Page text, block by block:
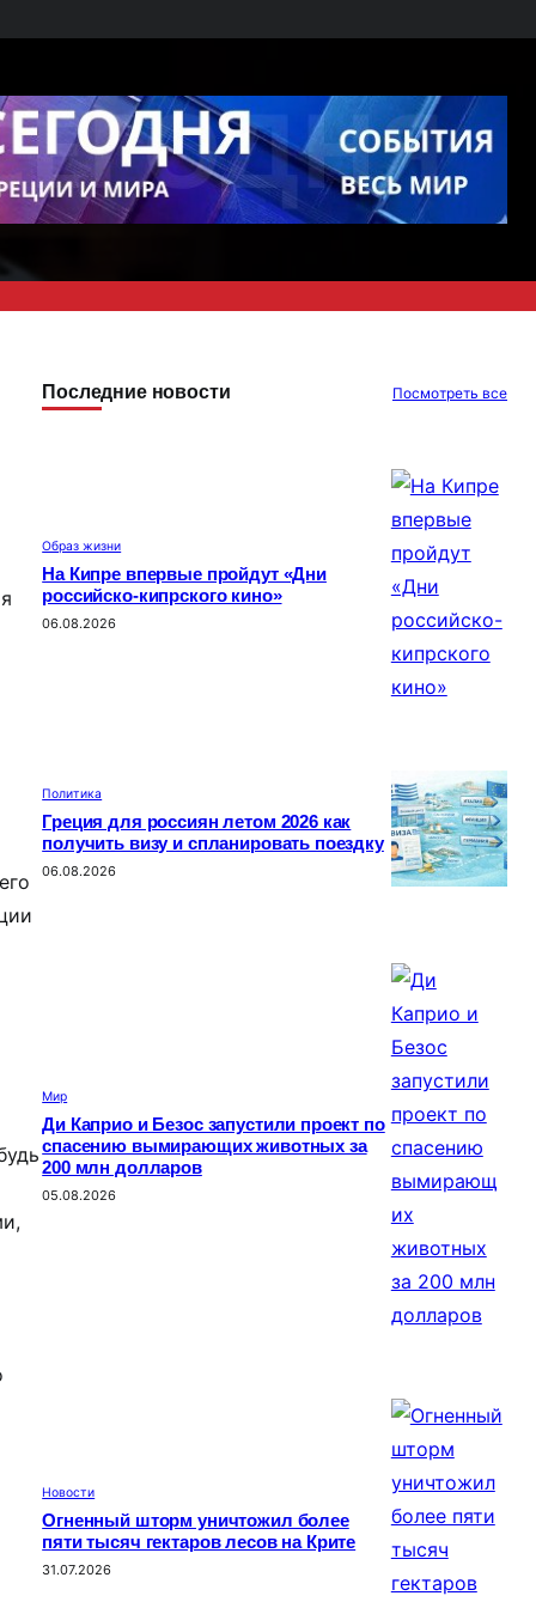
Последние новости Посмотреть все
Образ жизни
На Кипре впервые пройдут «Дни
российско-кипрского кино»
06.08.2026
Политика
Греция для россиян летом 2026 как
получить визу и спланировать поездку
06.08.2026
Мир
Ди Каприо и Безос запустили проект по
спасению вымирающих животных за
200 млн долларов
05.08.2026
Новости
Огненный шторм уничтожил более
пяти тысяч гектаров лесов на Крите
31.07.2026